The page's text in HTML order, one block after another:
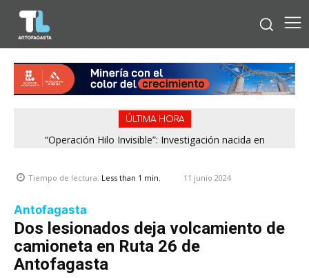
ÚLTIMA HORA
“Operación Hilo Invisible”: Investigación nacida en
Tiempo de lectura: Less than 1 min. 11 junio 2024
Antofagasta
Dos lesionados deja volcamiento de
camioneta en Ruta 26 de
Antofagasta